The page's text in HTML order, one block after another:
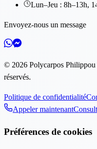
Lun–Jeu : 8h–13h,
Envoyez-nous un message
© 2026 Polycarpos
réservés.
Politique de confidentialité
Appeler maintenant
Préférences de cookies